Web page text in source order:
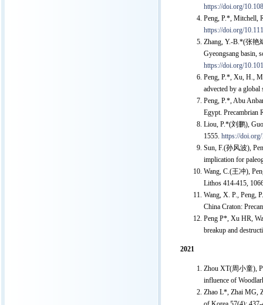
https://doi.org/
Peng, P.*, Mitchell,
https://doi.org/
Zhang, Y.-B.*(张艳
Gyeongsang basin,
https://doi.org/
Peng, P.*, Xu, H.,
advected by a
Peng, P.*, Abu
Egypt. Precambrian
Liou, P.*(刘鹏),
1555. https://
Sun, F.(孙风波),
implication for
Wang, C.(王冲),
Lithos 414-415,
Wang, X. P., Peng,
China Craton:
Peng P*, Xu HR,
breakup and
2021
Zhou XT(周小童),
influence of
Zhao L*, Zhai MG,